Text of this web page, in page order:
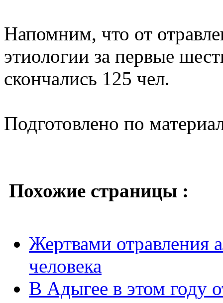
Напомним, что от
этиологии за первые
скончались 125 чел.
Подготовлено по
Похожие страницы :
Жертвами отравления
человека
В Адыгее в этом году